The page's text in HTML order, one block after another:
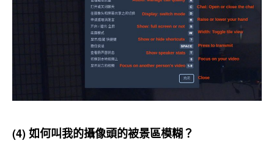
(4) 如何叫我的攝像頭的被景區模糊？